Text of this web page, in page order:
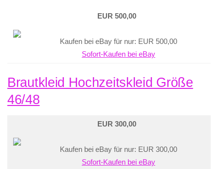
EUR 500,00
Kaufen bei eBay für nur: EUR 500,00
Sofort-Kaufen bei eBay
Brautkleid Hochzeitskleid Größe
46/48
EUR 300,00
Kaufen bei eBay für nur: EUR 300,00
Sofort-Kaufen bei eBay